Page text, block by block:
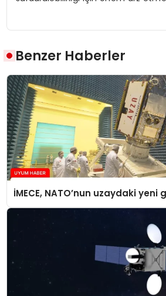
Benzer Haberler
İMECE, NATO’nun uzaydaki yeni